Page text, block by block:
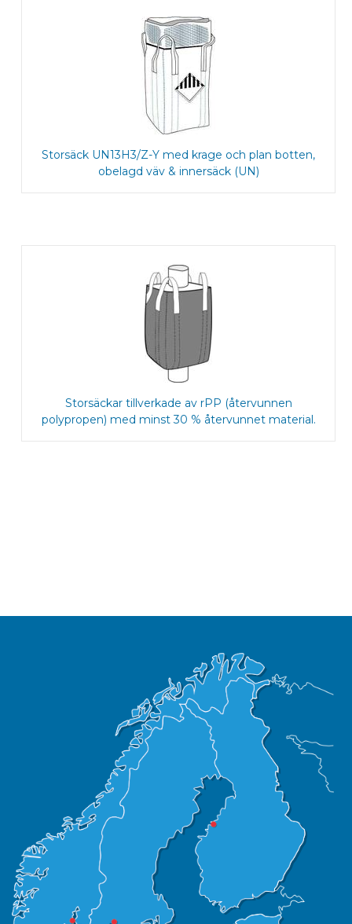
Storsäck UN13H3/Z-Y med krage och plan botten,
obelagd väv & innersäck (UN)
Storsäckar tillverkade av rPP (återvunnen
polypropen) med minst 30 % återvunnet material.